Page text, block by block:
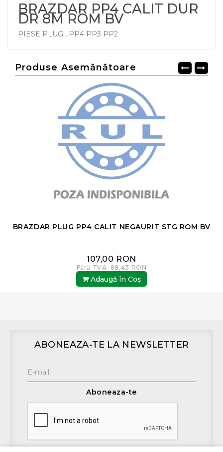
BRAZDAR PP4 CALIT DUR
DR 8M ROM BV
PIESE PLUG , PP4 PP3 PP2
Produse Asemănătoare
BRAZDAR PLUG PP4 CALIT NEGAURIT STG ROM BV
107,00 RON
Fără TVA: 88,43 RON
Adaugă în Coş
ABONEAZA-TE LA NEWSLETTER
Aboneaza-te